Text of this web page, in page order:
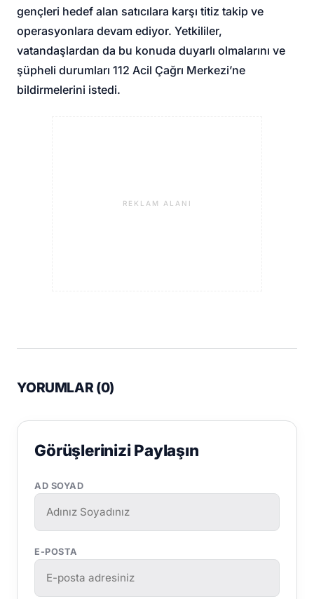
gençleri hedef alan satıcılara karşı titiz takip ve
operasyonlara devam ediyor. Yetkililer,
vatandaşlardan da bu konuda duyarlı olmalarını ve
şüpheli durumları 112 Acil Çağrı Merkezi’ne
bildirmelerini istedi.
REKLAM ALANI
YORUMLAR (0)
Görüşlerinizi Paylaşın
AD SOYAD
E-POSTA